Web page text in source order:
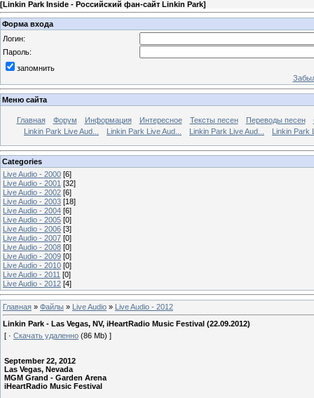
[Linkin Park Inside - Российский фан-сайт Linkin Park]
Форма входа
Логин:
Пароль:
запомнить
Меню сайта
Главная Форум Информация Интересное Тексты песен Переводы песен
Linkin Park Live Aud...
Linkin Park Live Aud... Linkin Park Live Aud... Linkin Park
Categories
Live Audio - 2000 [6]
Live Audio - 2001 [32]
Live Audio - 2002 [6]
Live Audio - 2003 [18]
Live Audio - 2004 [6]
Live Audio - 2005 [0]
Live Audio - 2006 [3]
Live Audio - 2007 [0]
Live Audio - 2008 [0]
Live Audio - 2009 [0]
Live Audio - 2010 [0]
Live Audio - 2011 [0]
Live Audio - 2012 [4]
Главная » Файлы » Live Audio » Live Audio - 2012
Linkin Park - Las Vegas, NV, iHeartRadio Music Festival (22.09.2012)
[ · Скачать удаленно (86 Mb) ]
September 22, 2012
Las Vegas, Nevada
MGM Grand - Garden Arena
iHeartRadio Music Festival